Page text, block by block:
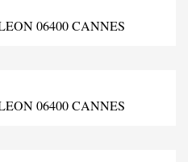
06400 CANNES
06400 CANNES